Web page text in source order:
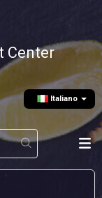
Center
Italiano